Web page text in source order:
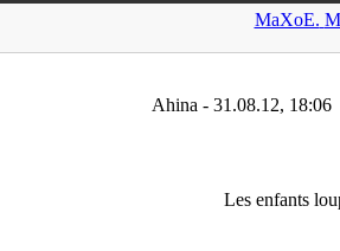
MaXoE.
Ahina - 31.08.12, 18:06
Les enfants